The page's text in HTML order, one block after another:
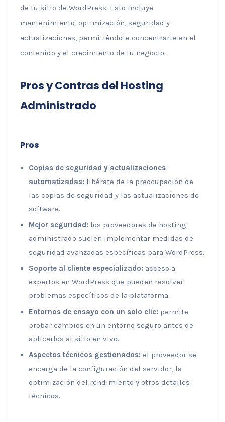
de tu sitio de WordPress. Esto incluye
mantenimiento, optimización, seguridad y
actualizaciones, permitiéndote concentrarte en el
contenido y el crecimiento de tu negocio.
Pros y Contras del Hosting
Administrado
Pros
Copias de seguridad y actualizaciones
automatizadas: libérate de la preocupación de
las copias de seguridad y las actualizaciones de
software.
Mejor seguridad: los proveedores de hosting
administrado suelen implementar medidas de
seguridad avanzadas específicas para WordPress.
Soporte al cliente especializado: acceso a
expertos en WordPress que pueden resolver
problemas específicos de la plataforma.
Entornos de ensayo con un solo clic: permite
probar cambios en un entorno seguro antes de
aplicarlos al sitio en vivo.
Aspectos técnicos gestionados: el proveedor se
encarga de la configuración del servidor, la
optimización del rendimiento y otros detalles
técnicos.